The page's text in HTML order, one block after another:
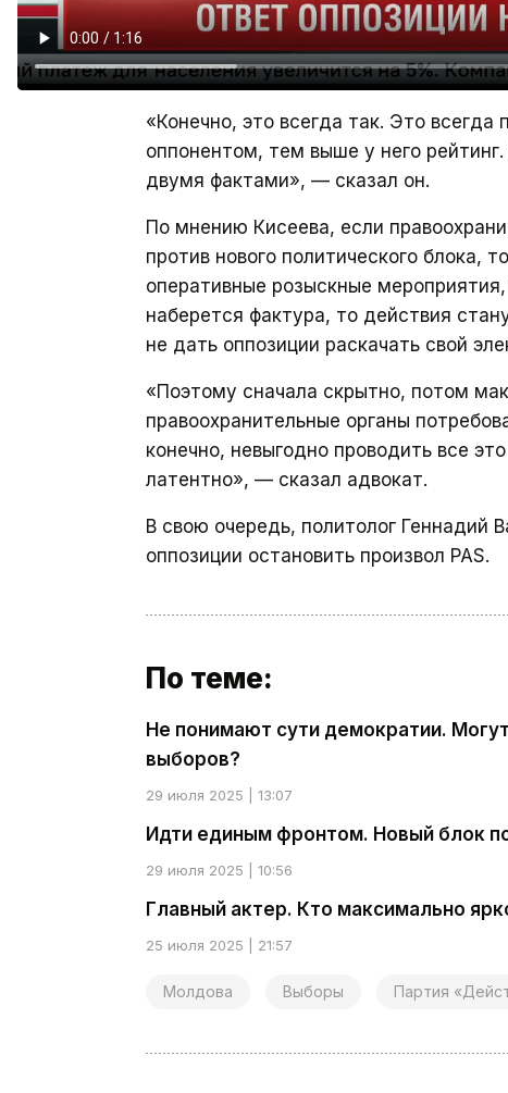
«Конечно, это всегда так. Это
оппонентом, тем выше у него
двумя фактами», — сказал он.
По мнению Кисеева, если
против нового политического блока,
оперативные розыскные
наберется фактура, то действия
не дать оппозиции раскачать свой
«Поэтому сначала скрытно, потом
правоохранительные органы
конечно, невыгодно проводить все
латентно», — сказал адвокат.
В свою очередь, политолог Геннадий
оппозиции остановить произвол PAS.
По теме:
Не понимают сути демократии.
выборов?
29 июля 2025 | 13:07
Идти единым фронтом. Новый блок
29 июля 2025 | 10:56
Главный актер. Кто максимально
25 июля 2025 | 21:57
Молдова Выборы Партия